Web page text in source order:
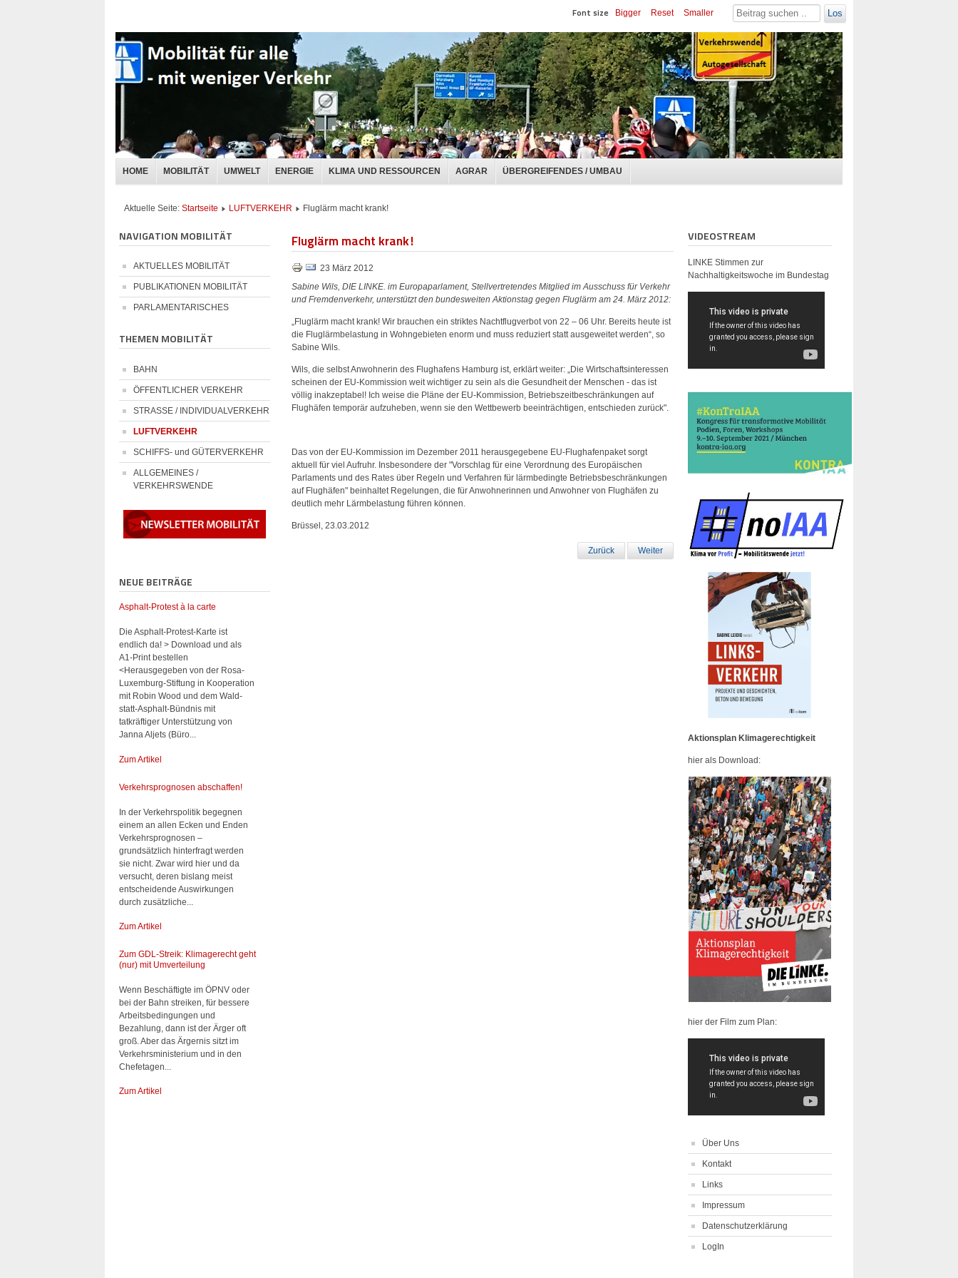
HOME MOBILITÄT UMWELT ENERGIE KLIMA UND RESSOURCEN AGRAR ÜBERGREIFENDES / UMBAU
Font size Bigger Reset Smaller Los
Aktuelle Seite: Startseite LUFTVERKEHR Fluglärm macht krank!
NAVIGATION MOBILITÄT
AKTUELLES MOBILITÄT
PUBLIKATIONEN MOBILITÄT
PARLAMENTARISCHES
THEMEN MOBILITÄT
BAHN
ÖFFENTLICHER VERKEHR
STRASSE / INDIVIDUALVERKEHR
LUFTVERKEHR
SCHIFFS- und GÜTERVERKEHR
ALLGEMEINES /
VERKEHRSWENDE
NEUE BEITRÄGE
Asphalt-Protest à la carte
Die Asphalt-Protest-Karte ist
endlich da! > Download und als
A1-Print bestellen
<Herausgegeben von der Rosa-
Luxemburg-Stiftung in Kooperation
mit Robin Wood und dem Wald-
statt-Asphalt-Bündnis mit
tatkräftiger Unterstützung von
Janna Aljets (Büro...
Zum Artikel
Verkehrsprognosen abschaffen!
In der Verkehrspolitik begegnen
einem an allen Ecken und Enden
Verkehrsprognosen –
grundsätzlich hinterfragt werden
sie nicht. Zwar wird hier und da
versucht, deren bislang meist
entscheidende Auswirkungen
durch zusätzliche...
Zum Artikel
Zum GDL-Streik: Klimagerecht geht
(nur) mit Umverteilung
Wenn Beschäftigte im ÖPNV oder
bei der Bahn streiken, für bessere
Arbeitsbedingungen und
Bezahlung, dann ist der Ärger oft
groß. Aber das Ärgernis sitzt im
Verkehrsministerium und in den
Chefetagen...
Zum Artikel
Fluglärm macht krank!
23 März 2012
Sabine Wils, DIE LINKE. im Europaparlament, Stellvertretendes Mitglied im Ausschuss für Verkehr
und Fremdenverkehr, unterstützt den bundesweiten Aktionstag gegen Fluglärm am 24. März 2012:
„Fluglärm macht krank! Wir brauchen ein striktes Nachtflugverbot von 22 – 06 Uhr. Bereits heute ist
die Fluglärmbelastung in Wohngebieten enorm und muss reduziert statt ausgeweitet werden“, so
Sabine Wils.
Wils, die selbst Anwohnerin des Flughafens Hamburg ist, erklärt weiter: „Die Wirtschaftsinteressen
scheinen der EU-Kommission weit wichtiger zu sein als die Gesundheit der Menschen - das ist
völlig inakzeptabel! Ich weise die Pläne der EU-Kommission, Betriebszeitbeschränkungen auf
Flughäfen temporär aufzuheben, wenn sie den Wettbewerb beeinträchtigen, entschieden zurück".
Das von der EU-Kommission im Dezember 2011 herausgegebene EU-Flughafenpaket sorgt
aktuell für viel Aufruhr. Insbesondere der "Vorschlag für eine Verordnung des Europäischen
Parlaments und des Rates über Regeln und Verfahren für lärmbedingte Betriebsbeschränkungen
auf Flughäfen" beinhaltet Regelungen, die für Anwohnerinnen und Anwohner von Flughäfen zu
deutlich mehr Lärmbelastung führen können.
Brüssel, 23.03.2012
Zurück Weiter
VIDEOSTREAM
LINKE Stimmen zur
Nachhaltigkeitswoche im Bundestag
Aktionsplan Klimagerechtigkeit
hier als Download:
hier der Film zum Plan:
Über Uns
Kontakt
Links
Impressum
Datenschutzerklärung
LogIn